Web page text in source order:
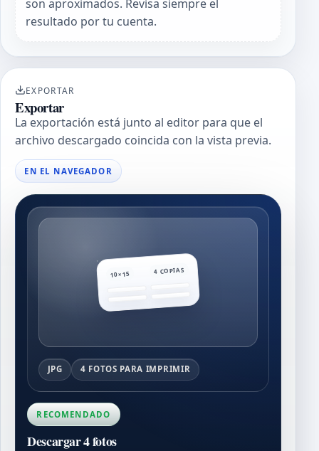
son aproximados. Revisa siempre el
resultado por tu cuenta.
EXPORTAR
Exportar
La exportación está junto al editor para que el
archivo descargado coincida con la vista previa.
EN EL NAVEGADOR
10×15 4 COPIAS
JPG 4 FOTOS PARA IMPRIMIR
RECOMENDADO
Descargar 4 fotos